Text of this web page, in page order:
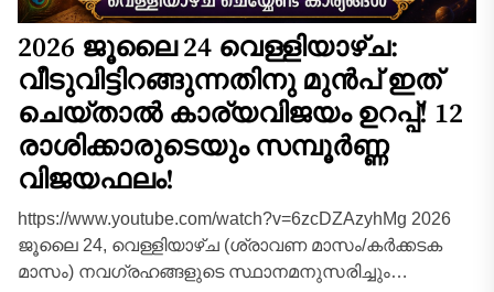
2026 ജൂലൈ 24 വെള്ളിയാഴ്ച:
വീടുവിട്ടിറങ്ങുന്നതിനു മുൻപ് ഇത്
ചെയ്താൽ കാര്യവിജയം ഉറപ്പ്! 12
രാശിക്കാരുടെയും സമ്പൂർണ്ണ
വിജയഫലം!
https://www.youtube.com/watch?v=6zcDZAzyhMg 2026
ജൂലൈ 24, വെള്ളിയാഴ്ച (ശ്രാവണ മാസം/കർക്കടക
മാസം) നവഗ്രഹങ്ങളുടെ സ്ഥാനമനുസരിച്ചും